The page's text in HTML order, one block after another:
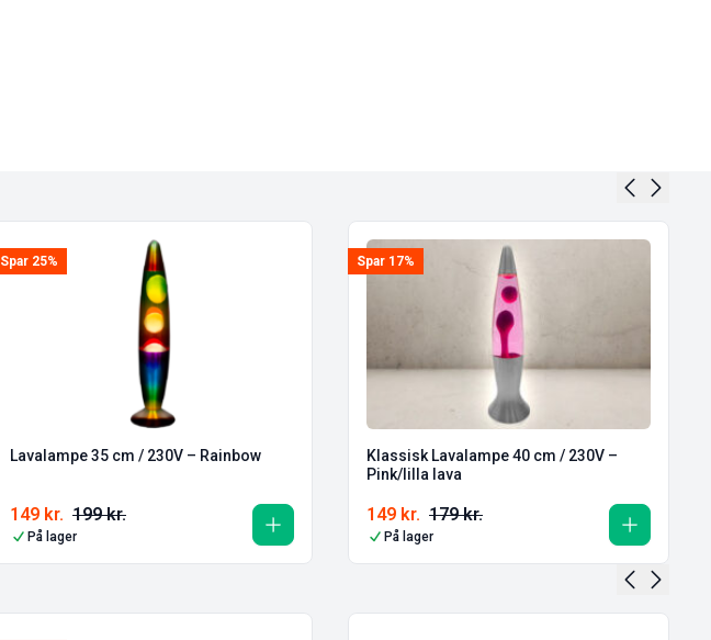
Spar 25%
Lavalampe 35 cm / 230V – Rainbow
199kr.
149 kr.
På lager
Spar 17%
Klassisk Lavalampe 40 cm / 230V –
Pink/lilla lava
179kr.
149 kr.
På lager